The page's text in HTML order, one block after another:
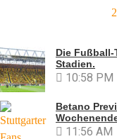
Die
Stadien.
10:58 PM
Betano
11:56 AM